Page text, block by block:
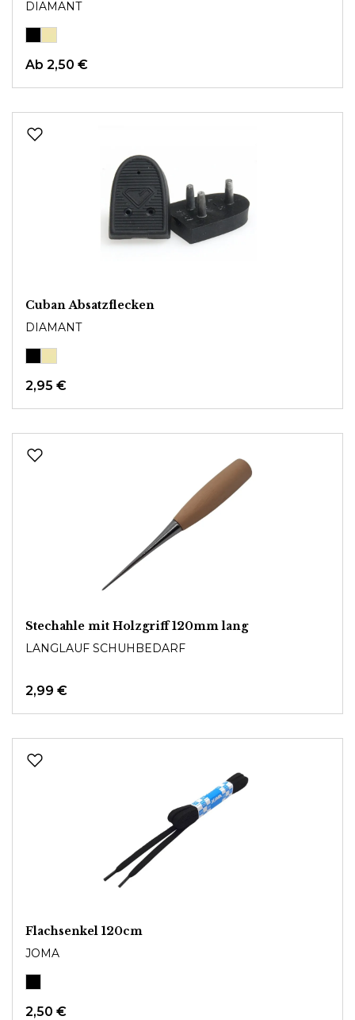
DIAMANT
Ab 2,50 €
Cuban Absatzflecken
DIAMANT
2,95 €
Stechahle mit Holzgriff 120mm lang
LANGLAUF SCHUHBEDARF
2,99 €
Flachsenkel 120cm
JOMA
2,50 €